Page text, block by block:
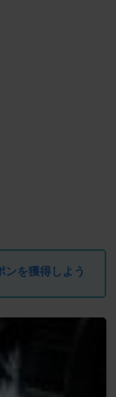
を獲得しよう